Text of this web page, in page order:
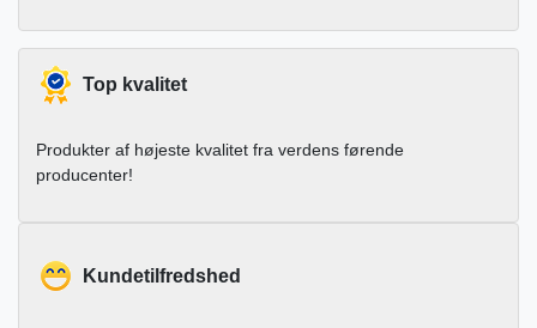
Top kvalitet
Produkter af højeste kvalitet fra verdens førende
producenter!
Kundetilfredshed